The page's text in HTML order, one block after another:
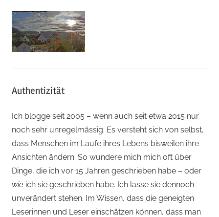
Authentizität
Ich blogge seit 2005 – wenn auch seit etwa 2015 nur
noch sehr unregelmässig. Es versteht sich von selbst,
dass Menschen im Laufe ihres Lebens bisweilen ihre
Ansichten ändern. So wundere mich mich oft über
Dinge, die ich vor 15 Jahren geschrieben habe – oder
wie ich sie geschrieben habe. Ich lasse sie dennoch
unverändert stehen. Im Wissen, dass die geneigten
Leserinnen und Leser einschätzen können, dass man